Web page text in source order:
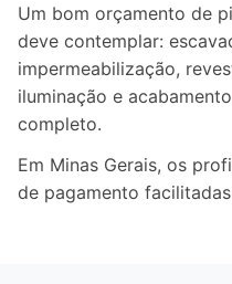
Um bom orçamento de
deve contemplar:
impermeabilização,
iluminação e
completo.
Em Minas Gerais, os
de pagamento